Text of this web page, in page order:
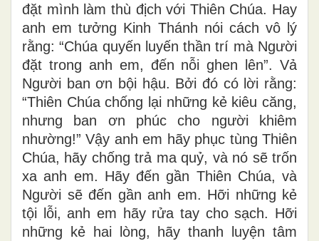
đặt mình làm thù địch với Thiên Chúa. Hay
anh em tưởng Kinh Thánh nói cách vô lý
rằng: “Chúa quyến luyến thần trí mà Người
đặt trong anh em, đến nỗi ghen lên”. Vả
Người ban ơn bội hậu. Bởi đó có lời rằng:
“Thiên Chúa chống lại những kẻ kiêu căng,
nhưng ban ơn phúc cho người khiêm
nhường!” Vậy anh em hãy phục tùng Thiên
Chúa, hãy chống trả ma quỷ, và nó sẽ trốn
xa anh em. Hãy đến gần Thiên Chúa, và
Người sẽ đến gần anh em. Hỡi những kẻ
tội lỗi, anh em hãy rửa tay cho sạch. Hỡi
những kẻ hai lòng, hãy thanh luyện tâm